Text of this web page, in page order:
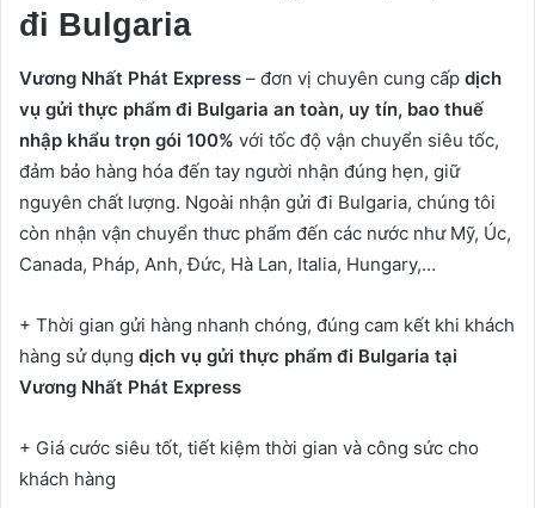
đi Bulgaria
Vương Nhất Phát Express – đơn vị chuyên cung cấp dịch
vụ gửi thực phẩm đi Bulgaria an toàn, uy tín, bao thuế
nhập khẩu trọn gói 100% với tốc độ vận chuyển siêu tốc,
đảm bảo hàng hóa đến tay người nhận đúng hẹn, giữ
nguyên chất lượng. Ngoài nhận gửi đi Bulgaria, chúng tôi
còn nhận vận chuyển thưc phẩm đến các nước như Mỹ, Úc,
Canada, Pháp, Anh, Đức, Hà Lan, Italia, Hungary,…
+ Thời gian gửi hàng nhanh chóng, đúng cam kết khi khách
hàng sử dụng dịch vụ gửi thực phẩm đi Bulgaria tại
Vương Nhất Phát Express
+ Giá cước siêu tốt, tiết kiệm thời gian và công sức cho
khách hàng